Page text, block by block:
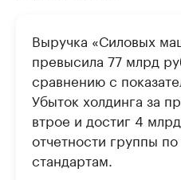
Выручка «Силовых
превысила 77 млрд
сравнению с
Убыток холдинга за
втрое и достиг 4
отчетности группы
стандартам.